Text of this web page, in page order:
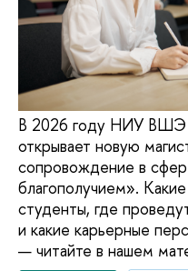
В 2026 году НИУ ВШЭ
открывает новую
сопровождение в
благополучием».
студенты, где
и какие карьерные
— читайте в нашем